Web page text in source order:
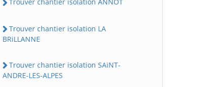
Trouver chantier isolation ANNOT
Trouver chantier isolation LA
BRiLLANNE
Trouver chantier isolation SAiNT-
ANDRE-LES-ALPES